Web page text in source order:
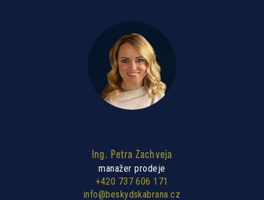
Ing. Petra Zachveja
manažer prodeje
+420 737 606 171
info@beskydskabrana.cz